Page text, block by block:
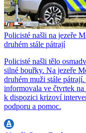
Policisté našli na jezeře
druhém stále pátrají
Policisté našli tělo
silné bouřky. Na jezeře
druhém muži stále
informovala ve čtvrtek
k dispozici krizoví
podporu a pomoc.